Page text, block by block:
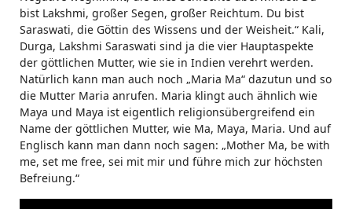
bist Lakshmi, großer Segen, großer Reichtum. Du bist
Saraswati, die Göttin des Wissens und der Weisheit.“ Kali,
Durga, Lakshmi Saraswati sind ja die vier Hauptaspekte
der göttlichen Mutter, wie sie in Indien verehrt werden.
Natürlich kann man auch noch „Maria Ma“ dazutun und so
die Mutter Maria anrufen. Maria klingt auch ähnlich wie
Maya und Maya ist eigentlich religionsübergreifend ein
Name der göttlichen Mutter, wie Ma, Maya, Maria. Und auf
Englisch kann man dann noch sagen: „Mother Ma, be with
me, set me free, sei mit mir und führe mich zur höchsten
Befreiung.“